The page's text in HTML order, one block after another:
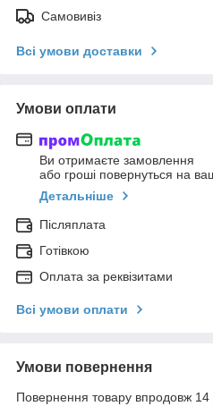
Самовивіз
Всі умови доставки
Умови оплати
Ви отримаєте замовлення
або гроші повернуться на
Детальніше
Післяплата
Готівкою
Оплата за реквізитами
Всі умови оплати
Умови повернення
Повернення товару впродовж 14